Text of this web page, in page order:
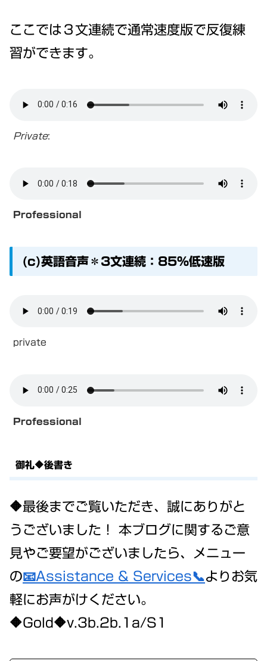
ここでは３文連続で通常速度版で反復練
習ができます。
Private:
Professional
(c)英語音声＊3文連続：85%低速版
private
Professional
御礼🔶後書き
🔶最後までご覧いただき、誠にありがと
うございました！ 本ブログに関するご意
見やご要望がございましたら、メニュー
の📧Assistance & Services📞よりお気
軽にお声がけください。
🔶Gold🔶v.3b.2b.1a/S1